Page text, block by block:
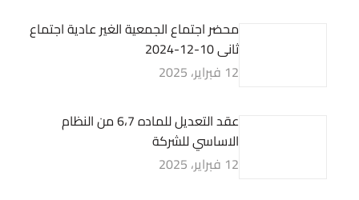
محضر اجتماع الجمعية الغير عادية اجتماع
ثانى 10-12-2024
12 فبراير، 2025
عقد التعديل للماده 6،7 من النظام
الاساسي للشركة
12 فبراير، 2025